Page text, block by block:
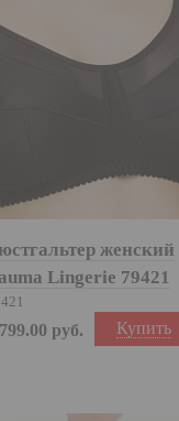
женский
Lingerie 79421
Купить
руб.